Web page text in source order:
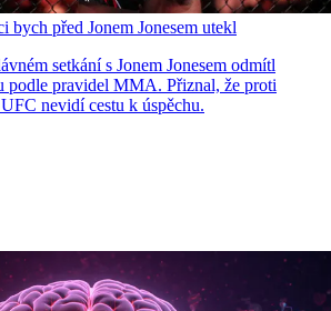
bych před Jonem Jonesem utekl
setkání s Jonem Jonesem odmítl
podle pravidel MMA. Přiznal, že proti
nevidí cestu k úspěchu.